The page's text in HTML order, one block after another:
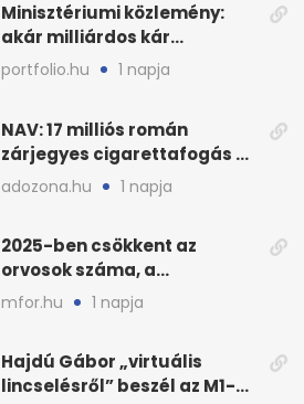
Minisztériumi közlemény:
akár milliárdos kár
fenyegette Budapest fáit
portfolio.hu 1 napja
NAV: 17 milliós román
zárjegyes cigarettafogás az
M1-esen
adozona.hu 1 napja
2025-ben csökkent az
orvosok száma, a
háziorvosokra még több
mfor.hu 1 napja
Hajdú Gábor „virtuális
lincselésről” beszél az M1-